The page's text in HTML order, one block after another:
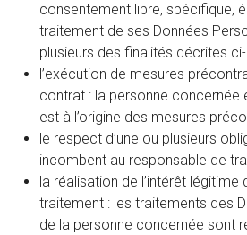
consentement libre, spécifique,
traitement de ses Données
plusieurs des finalités décrites
l’exécution de mesures
contrat : la personne concernée
est à l’origine des mesures
le respect d’une ou plusieurs
incombent au responsable de
la réalisation de l’intérêt
traitement : les traitements des
de la personne concernée sont